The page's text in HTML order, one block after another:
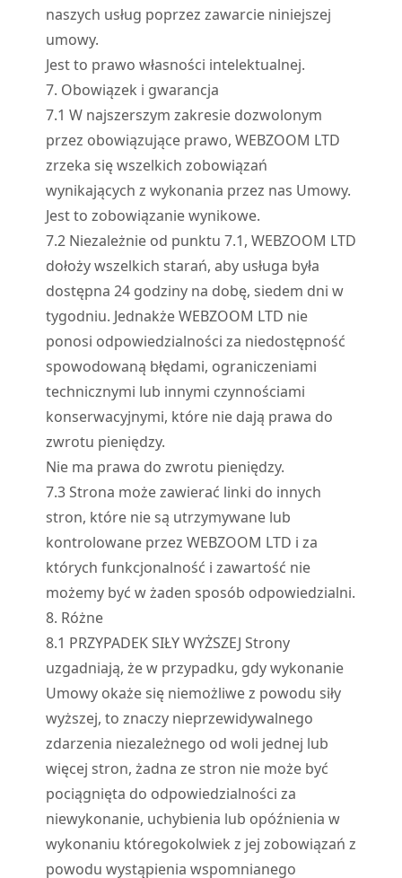
naszych usług poprzez zawarcie niniejszej
umowy.
Jest to prawo własności intelektualnej.
7. Obowiązek i gwarancja
7.1 W najszerszym zakresie dozwolonym
przez obowiązujące prawo, WEBZOOM LTD
zrzeka się wszelkich zobowiązań
wynikających z wykonania przez nas Umowy.
Jest to zobowiązanie wynikowe.
7.2Niezależnie od punktu 7.1, WEBZOOM LTD
dołoży wszelkich starań, aby usługa była
dostępna 24 godziny na dobę, siedem dni w
tygodniu. Jednakże WEBZOOM LTD nie
ponosi odpowiedzialności za niedostępność
spowodowaną błędami, ograniczeniami
technicznymi lub innymi czynnościami
konserwacyjnymi, które nie dają prawa do
zwrotu pieniędzy.
Nie ma prawa do zwrotu pieniędzy.
7.3Strona może zawierać linki do innych
stron, które nie są utrzymywane lub
kontrolowane przez WEBZOOM LTD i za
których funkcjonalność i zawartość nie
możemy być w żaden sposób odpowiedzialni.
8. Różne
8.1 PRZYPADEK SIŁY WYŻSZEJ Strony
uzgadniają, że w przypadku, gdy wykonanie
Umowy okaże się niemożliwe z powodu siły
wyższej, to znaczy nieprzewidywalnego
zdarzenia niezależnego od woli jednej lub
więcej stron, żadna ze stron nie może być
pociągnięta do odpowiedzialności za
niewykonanie, uchybienia lub opóźnienia w
wykonaniu któregokolwiek z jej zobowiązań z
powodu wystąpienia wspomnianego